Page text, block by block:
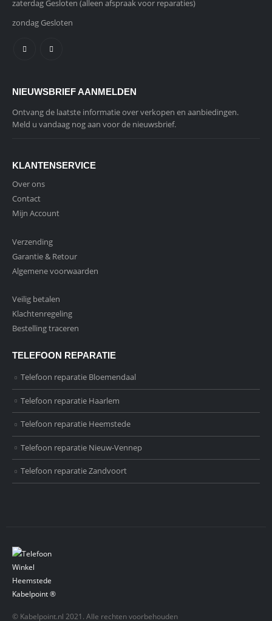
zaterdag Gesloten (alleen afspraak voor reparaties)
zondag Gesloten
NIEUWSBRIEF AANMELDEN
Ontvang de laatste informatie over verkopen en aanbiedingen.
Meld u vandaag nog aan voor de nieuwsbrief.
KLANTENSERVICE
Over ons
Contact
Mijn Account
Verzending
Garantie & Retour
Algemene voorwaarden
Veilig betalen
Klachtenregeling
Bestelling traceren
TELEFOON REPARATIE
Telefoon reparatie Bloemendaal
Telefoon reparatie Haarlem
Telefoon reparatie Heemstede
Telefoon reparatie Nieuw-Vennep
Telefoon reparatie Zandvoort
© Kabelpoint.nl 2021. Alle rechten voorbehouden